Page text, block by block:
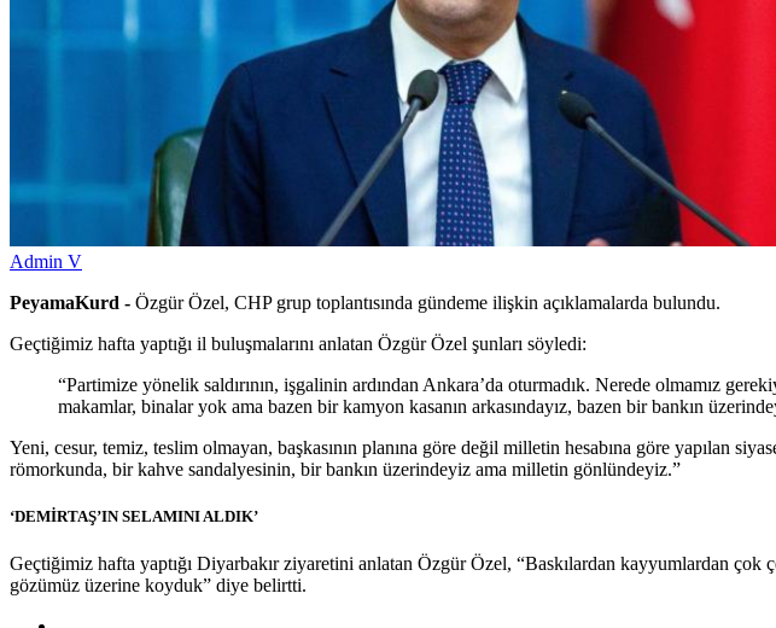
Admin V
PeyamaKurd - Özgür Özel, CHP grup toplantısında gündeme ilişkin açıklamalarda bulundu.
Geçtiğimiz hafta yaptığı il buluşmalarını anlatan Özgür Özel şunları söyledi:
“Partimize yönelik saldırının, işgalinin ardından Ankara’da oturmadık. Nerede olmamız
makamlar, binalar yok ama bazen bir kamyon kasanın arkasındayız, bazen bir bankın
Yeni, cesur, temiz, teslim olmayan, başkasının planına göre değil milletin hesabına göre yapılan
römorkunda, bir kahve sandalyesinin, bir bankın üzerindeyiz ama milletin gönlündeyiz.”
‘DEMİRTAŞ’IN SELAMINI ALDIK’
Geçtiğimiz hafta yaptığı Diyarbakır ziyaretini anlatan Özgür Özel, “Baskılardan kayyumlardan çok
gözümüz üzerine koyduk” diye belirtti.